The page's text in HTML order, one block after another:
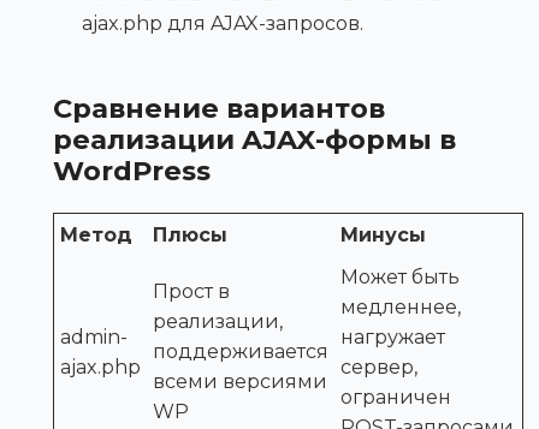
ajax.php для AJAX-запросов.
Сравнение вариантов
реализации AJAX-формы в
WordPress
Метод Плюсы Минусы
admin-
ajax.php
Прост в
реализации,
поддерживается
всеми версиями
WP
Может быть
медленнее,
нагружает
сервер,
ограничен